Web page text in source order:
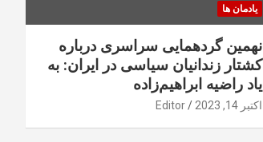
یادمان ها
نهمین گردهمایی سراسری درباره
کشتار زندانیان سیاسی در ایران: به
یاد راضیه ابراهیم‌زاده
اکتبر 14, 2023 Editor